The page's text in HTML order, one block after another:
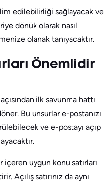
edilebilirliği sağlayacak ve
dönük olarak nasıl
olanak tanıyacaktır.
Önemlidir
ilk savunma hattı
Bu unsurlar e-postanızı
ve e-postayı açıp
uygun konu satırları
Açılış satırınız da aynı